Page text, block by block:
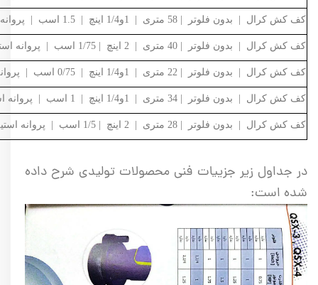
کف کش کرال | بدون فلوتر | 58 متری | 1و1/4 اینچ | 1.5 اسب | پروانه استیل | پنج طبقه | QMX-45809-NS
کف کش کرال | بدون فلوتر | 40 متری | 2 اینچ | 1/75 اسب | پروانه استیل | سه طبقه | QMX-64012-NS
کف کش کرال | بدون فلوتر | 22 متری | 1و1/4 اینچ | 0/75 اسب | پروانه استیل | دوطبقه | QMX-42209-NS
کف کش کرال | بدون فلوتر | 34 متری | 1و1/4 اینچ | 1 اسب | پروانه استیل | سه طبقه | QMX-43409-NS
کف کش کرال | بدون فلوتر | 28 متری | 2 اینچ | 1/5 اسب | پروانه استیل | دو طبقه | QMX-62812-NS
در جداول زیر جزییات فنی محصولات تولیدی شرح داده
شده است: